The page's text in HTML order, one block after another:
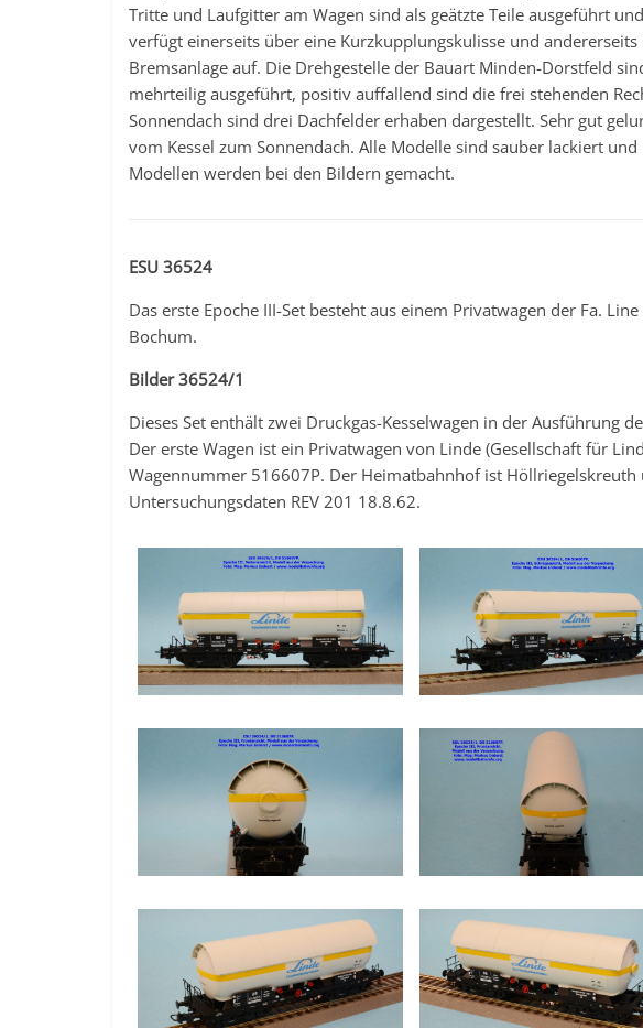
Tritte und Laufgitter am Wagen sind als geätzte Teile ausgeführt
verfügt einerseits über eine Kurzkupplungskulisse und
Bremsanlage auf. Die Drehgestelle der Bauart Minden-Dorstfeld
mehrteilig ausgeführt, positiv auffallend sind die frei stehenden
Sonnendach sind drei Dachfelder erhaben dargestellt. Sehr gut
vom Kessel zum Sonnendach. Alle Modelle sind sauber lackiert
Modellen werden bei den Bildern gemacht.
ESU 36524
Das erste Epoche III-Set besteht aus einem Privatwagen der Fa.
Bochum.
Bilder 36524/1
Dieses Set enthält zwei Druckgas-Kesselwagen in der Ausführung
Der erste Wagen ist ein Privatwagen von Linde (Gesellschaft für
Wagennummer 516607P. Der Heimatbahnhof ist
Untersuchungsdaten REV 201 18.8.62.